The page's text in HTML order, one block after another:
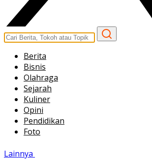
Berita
Bisnis
Olahraga
Sejarah
Kuliner
Opini
Pendidikan
Foto
Lainnya